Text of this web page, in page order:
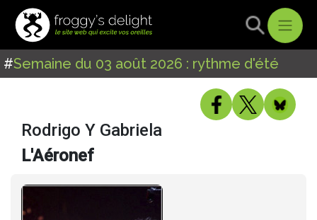
#Semaine du 03 août 2026 : rythme d'été
Rodrigo Y Gabriela
L'Aéronef